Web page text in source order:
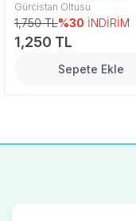
Gürcistan Oltusu
1,750 TL%30 İNDİRİM
1,250 TL
Sepete Ekle